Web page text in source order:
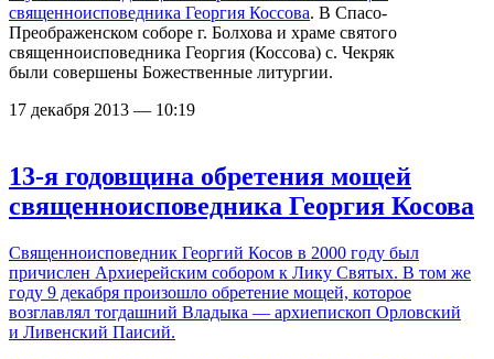
священноисповедника Георгия Коссова. В Спасо-
Преображенском соборе г. Болхова и храме святого
священноисповедника Георгия (Коссова) с. Чекряк
были совершены Божественные литургии.
17 декабря 2013 — 10:19
13-я годовщина обретения мощей
священноисповедника Георгия Косова
Священноисповедник Георгий Косов в 2000 году был
причислен Архиерейским собором к Лику Святых. В том же
году 9 декабря произошло обретение мощей, которое
возглавлял тогдашний Владыка — архиепископ Орловский
и Ливенский Паисий.